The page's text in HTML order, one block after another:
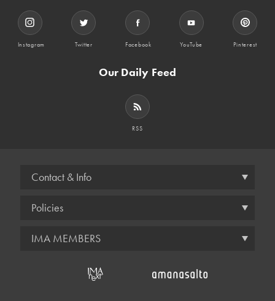
Instagram Twitter Facebook YouTube Pinterest
Our Daily Feed
RSS
Contact & Info
Policies
IMA MEMBERS